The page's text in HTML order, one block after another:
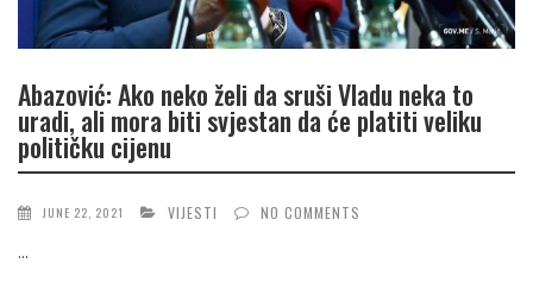
Abazović: Ako neko želi da sruši Vladu neka to
uradi, ali mora biti svjestan da će platiti veliku
političku cijenu
JUNE 22, 2021 VIJESTI NO COMMENTS
...